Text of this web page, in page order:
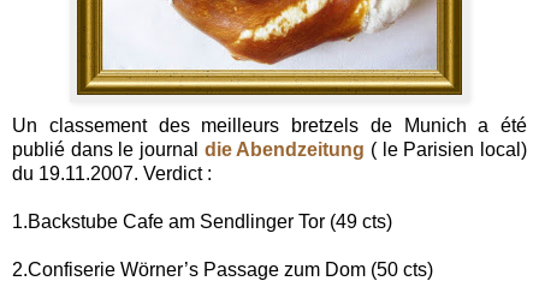
Un classement des meilleurs bretzels de Munich a été
publié dans le journal die Abendzeitung ( le Parisien local)
du 19.11.2007. Verdict :
1.Backstube Cafe am Sendlinger Tor (49 cts)
2.Confiserie Wörner’s Passage zum Dom (50 cts)